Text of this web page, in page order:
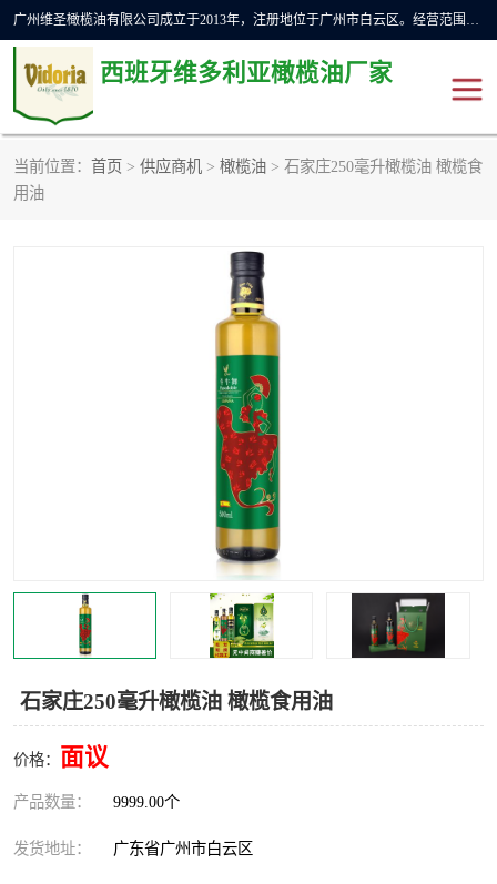
广州维圣橄榄油有限公司成立于2013年，注册地位于广州市白云区。经营范围包括饲料原料销售;畜牧渔业饲料销售;化妆品批发;贸易经纪;食品进出口等，主要产品有：橄榄果渣油，橄榄油，纯橄榄油等。
西班牙维多利亚橄榄油厂家
当前位置： 首页 > 供应商机 > 橄榄油 > 石家庄250毫升橄榄油 橄榄食
用油
石家庄250毫升橄榄油 橄榄食用油
价格： 面议
产品数量： 9999.00个
发货地址： 广东省广州市白云区
橄榄油